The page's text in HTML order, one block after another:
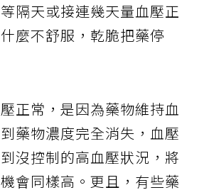
隔天或接連幾天量血壓正
麼不舒服，乾脆把藥停
正常，是因為藥物維持血
藥物濃度完全消失，血壓
沒控制的高血壓狀況，將
會同樣高。更且，有些藥